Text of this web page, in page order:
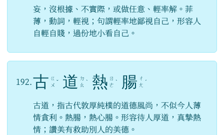
妄，沒根據、不實際，或做任意、輕率解。菲
薄，動詞，輕視；句謂輕率地鄙視自己，形容人
自輕自賤，過份地小看自己。
192. 古 ㄍ
ㄨ ˇ 道 ㄉ
ㄠ ˋ 熱 ㄖ
ㄜ ˋ 腸 ㄔ
ㄤ ˊ
古道，指古代敦厚純樸的道德風尚，不似今人薄
情貪利。熱腸，熱心腸。形容待人厚道，真摯熱
情；讚美有救助別人的美德。